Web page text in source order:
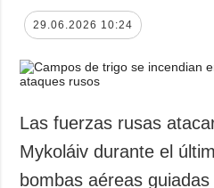
29.06.2026 10:24
Las fuerzas rusas
Mykoláiv durante el
bombas aéreas